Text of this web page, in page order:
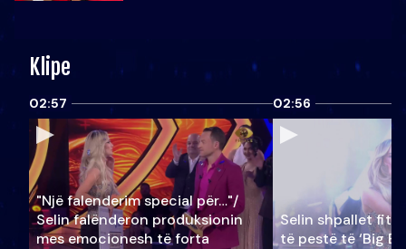
Klipe
02:57
"Një falenderim special për…"/
Selin falënderon produksionin
mes emocionesh të forta
02:56
Selin shpallet
të pestë të ‘Big